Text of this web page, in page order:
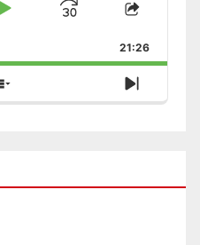
Play
Jump
Forward
Share
Episode
21:26
Show
Episodes
Next
Episode